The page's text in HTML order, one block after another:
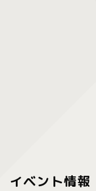
イベント情報